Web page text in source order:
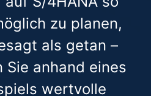
zu planen,
als getan –
Sie anhand eines
wertvolle